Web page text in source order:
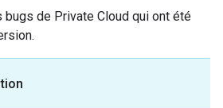
de Private Cloud qui ont été